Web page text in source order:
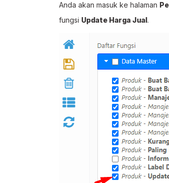
Anda akan masuk ke halaman
fungsi Update Harga Jual.